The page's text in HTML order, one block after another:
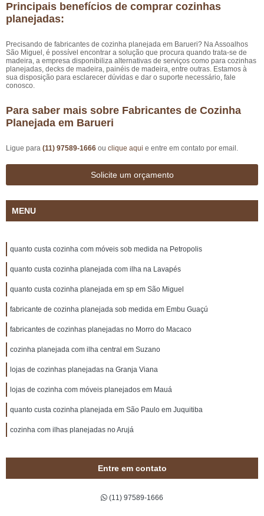
Principais benefícios de comprar cozinhas
planejadas:
Precisando de fabricantes de cozinha planejada em Barueri? Na Assoalhos
São Miguel, é possível encontrar a solução que procura quando trata-se de
madeira, a empresa disponibiliza alternativas de serviços como para cozinhas
planejadas, decks de madeira, painéis de madeira, entre outras. Estamos à
sua disposição para esclarecer dúvidas e dar o suporte necessário, fale
conosco.
Para saber mais sobre Fabricantes de Cozinha
Planejada em Barueri
Ligue para (11) 97589-1666 ou clique aqui e entre em contato por email.
Solicite um orçamento
MENU
quanto custa cozinha com móveis sob medida na Petropolis
quanto custa cozinha planejada com ilha na Lavapés
quanto custa cozinha planejada em sp em São Miguel
fabricante de cozinha planejada sob medida em Embu Guaçú
fabricantes de cozinhas planejadas no Morro do Macaco
cozinha planejada com ilha central em Suzano
lojas de cozinhas planejadas na Granja Viana
lojas de cozinha com móveis planejados em Mauá
quanto custa cozinha planejada em São Paulo em Juquitiba
cozinha com ilhas planejadas no Arujá
Entre em contato
(11) 97589-1666